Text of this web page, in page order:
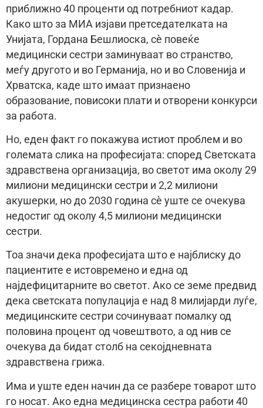
приближно 40 проценти од потребниот кадар.
Како што за МИА изјави претседателката на
Унијата, Гордана Бешлиоска, сè повеќе
медицински сестри заминуваат во странство,
меѓу другото и во Германија, но и во Словенија и
Хрватска, каде што имаат признаено
образование, повисоки плати и отворени конкурси
за работа.
Но, еден факт го покажува истиот проблем и во
големата слика на професијата: според Светската
здравствена организација, во светот има околу 29
милиони медицински сестри и 2,2 милиони
акушерки, но до 2030 година сè уште се очекува
недостиг од околу 4,5 милиони медицински
сестри.
Тоа значи дека професијата што е најблиску до
пациентите е истовремено и една од
најдефицитарните во светот. Ако се земе предвид
дека светската популација е над 8 милијарди луѓе,
медицинските сестри сочинуваат помалку од
половина процент од човештвото, а од нив се
очекува да бидат столб на секојдневната
здравствена грижа.
Има и уште еден начин да се разбере товарот што
го носат. Ако една медицинска сестра работи 40